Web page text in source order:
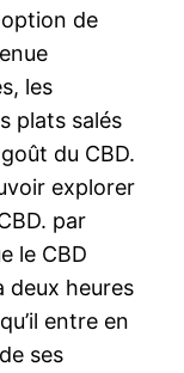
de
les
plats salés
du CBD.
explorer
par
le CBD
deux heures
entre en
ses